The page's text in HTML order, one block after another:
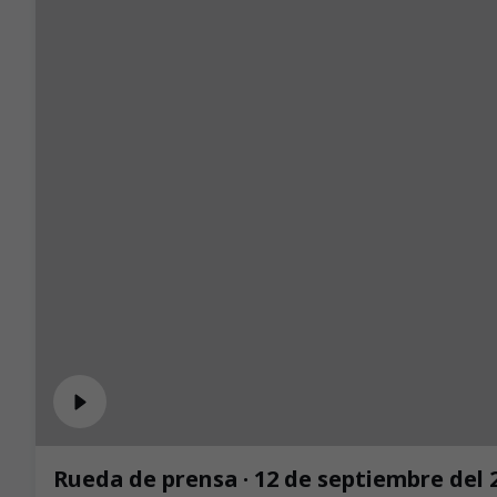
Rueda de prensa · 12 de septiembre del